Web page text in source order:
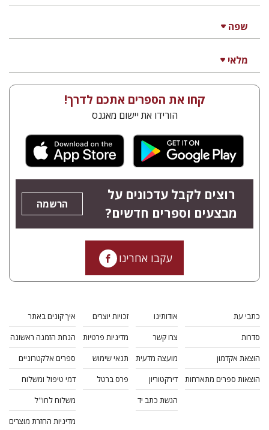
שפה
מלאי
קחו את הספרים אתכם לדרך!
הורידו את יישום מאגנס
רוצים לקבל עדכונים על
מבצעים וספרים חדשים?
הרשמה
עקבו אחרינו
כתבי עת
סדרות
הוצאת אקדמון
הוצאות ספרים מתארחות
אודותינו
צרו קשר
מועצה מדעית
דירקטוריון
הגשת כתב יד
זכויות יוצרים
מדיניות פרטיות
תנאי שימוש
פרס ברטל
איך קונים באתר
הנחת הזמנה ראשונה
ספרים אלקטרוניים
דמי טיפול ומשלוח
משלוח לחו"ל
מדיניות החזרת מוצרים